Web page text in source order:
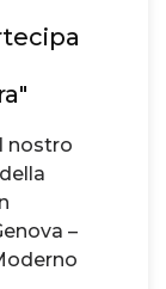
nostro
–